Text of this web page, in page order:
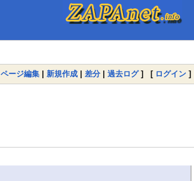
ページ編集 | 新規作成 | 差分 | 過去ログ] [ ログイン ]